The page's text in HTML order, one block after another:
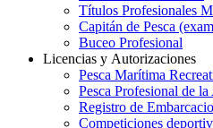
Títulos Profesionales
Capitán de Pesca
Buceo Profesional
Licencias y Autorizaciones
Pesca Marítima
Pesca Profesional de
Registro de
Competiciones